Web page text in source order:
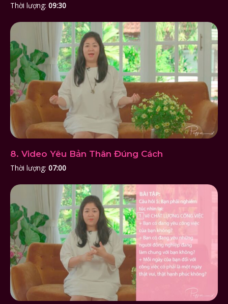
Thời lượng: 09:30
8. Video Yêu Bản Thân Đúng Cách
Thời lượng: 07:00